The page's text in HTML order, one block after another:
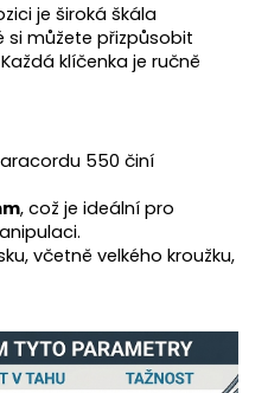
je široká škála
si můžete přizpůsobit
klíčenka je ručně
550 činí
, což je ideální pro
včetně velkého kroužku,